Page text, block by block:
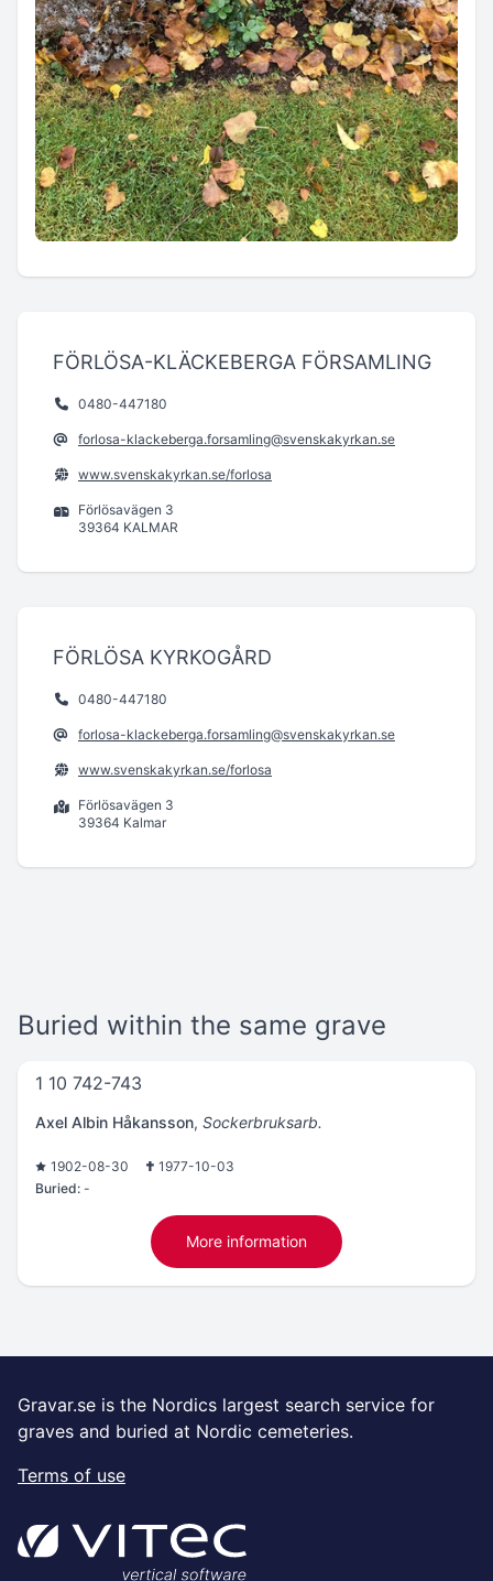
FÖRLÖSA-KLÄCKEBERGA FÖRSAMLING
0480-447180
forlosa-klackeberga.forsamling@svenskakyrkan.se
www.svenskakyrkan.se/forlosa
Förlösavägen 3
39364 KALMAR
FÖRLÖSA KYRKOGÅRD
0480-447180
forlosa-klackeberga.forsamling@svenskakyrkan.se
www.svenskakyrkan.se/forlosa
Förlösavägen 3
39364 Kalmar
Buried within the same grave
1 10 742-743
Axel Albin Håkansson, Sockerbruksarb.
1902-08-30
1977-10-03
Buried: -
More information
Gravar.se is the Nordics largest search service for
graves and buried at Nordic cemeteries.
Terms of use